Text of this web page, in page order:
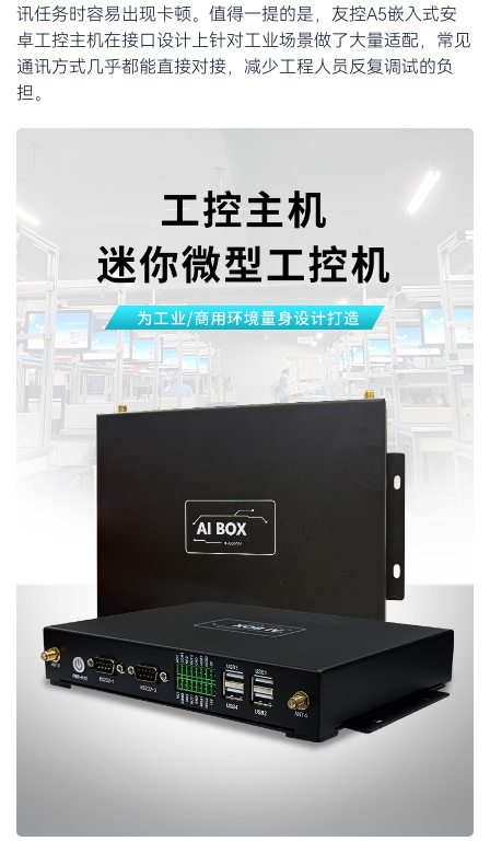
讯任务时容易出现卡顿。值得一提的是，友控A5嵌入式安
卓工控主机在接口设计上针对工业场景做了大量适配，常见
通讯方式几乎都能直接对接，减少工程人员反复调试的负
担。